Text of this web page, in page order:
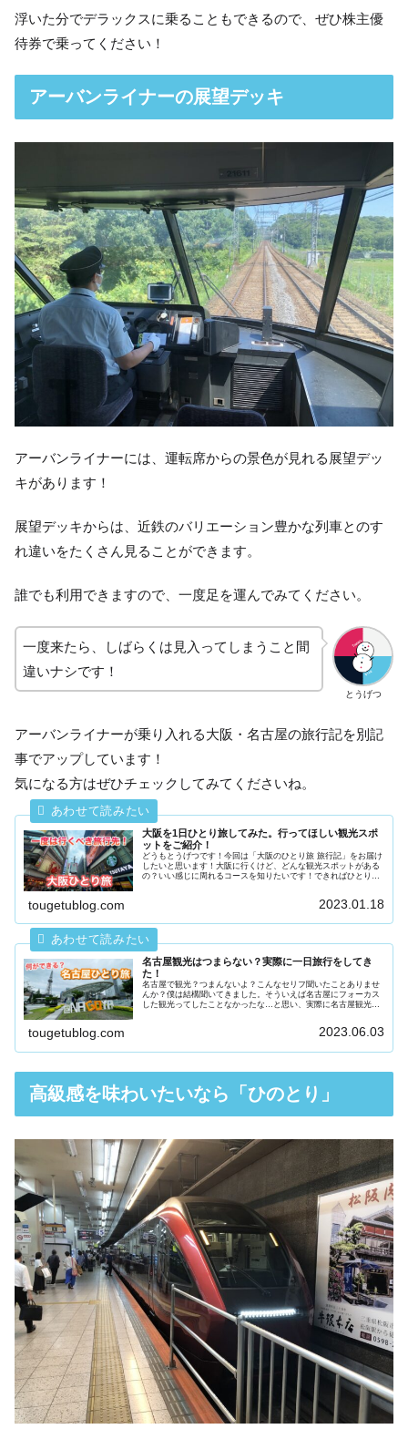
浮いた分でデラックスに乗ることもできるので、ぜひ株主優
待券で乗ってください！
アーバンライナーの展望デッキ
アーバンライナーには、運転席からの景色が見れる展望デッ
キがあります！
展望デッキからは、近鉄のバリエーション豊かな列車とのす
れ違いをたくさん見ることができます。
誰でも利用できますので、一度足を運んでみてください。
とうげつ
一度来たら、しばらくは見入ってしまうこと間
違いナシです！
アーバンライナーが乗り入れる大阪・名古屋の旅行記を別記
事でアップしています！
気になる方はぜひチェックしてみてくださいね。
大阪を1日ひとり旅してみた。行ってほしい観光スポ
ットをご紹介！
どうもとうげつです！今回は「大阪のひとり旅 旅行記」をお届け
したいと思います！大阪に行くけど、どんな観光スポットがある
の？いい感じに周れるコースを知りたいです！できればひとり旅
tougetublog.com 2023.01.18
名古屋観光はつまらない？実際に一日旅行をしてき
た！
名古屋で観光？つまんないよ？こんなセリフ聞いたことありませ
んか？僕は結構聞いてきました。そういえば名古屋にフォーカス
した観光ってしたことなかったな…と思い、実際に名古屋観光を
tougetublog.com 2023.06.03
高級感を味わいたいなら「ひのとり」